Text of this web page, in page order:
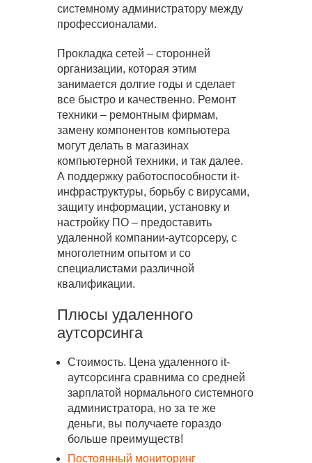
системному администратору между
профессионалами.
Прокладка сетей – сторонней
организации, которая этим
занимается долгие годы и сделает
все быстро и качественно. Ремонт
техники – ремонтным фирмам,
замену компонентов компьютера
могут делать в магазинах
компьютерной техники, и так далее.
А поддержку работоспособности it-
инфраструктуры, борьбу с вирусами,
защиту информации, установку и
настройку ПО – предоставить
удаленной компании-аутсорсеру, с
многолетним опытом и со
специалистами различной
квалификации.
Плюсы удаленного
аутсорсинга
Стоимость. Цена удаленного it-
аутсорсинга сравнима со средней
зарплатой нормального системного
администратора, но за те же
деньги, вы получаете гораздо
больше преимуществ!
Постоянный мониторинг